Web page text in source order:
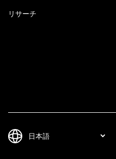
リサーチ